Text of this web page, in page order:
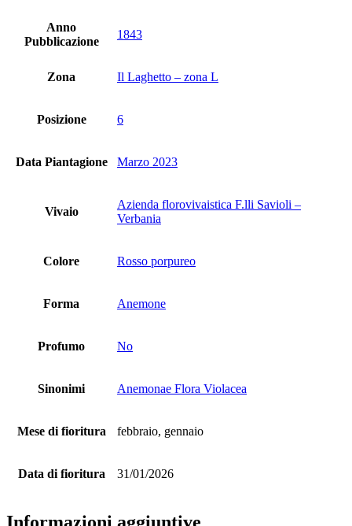
Anno
Pubblicazione
1843
Zona Il Laghetto – zona L
Posizione 6
Data Piantagione Marzo 2023
Vivaio
Azienda florovivaistica F.lli Savioli –
Verbania
Colore Rosso porpureo
Forma Anemone
Profumo No
Sinonimi Anemonae Flora Violacea
Mese di fioritura febbraio, gennaio
Data di fioritura 31/01/2026